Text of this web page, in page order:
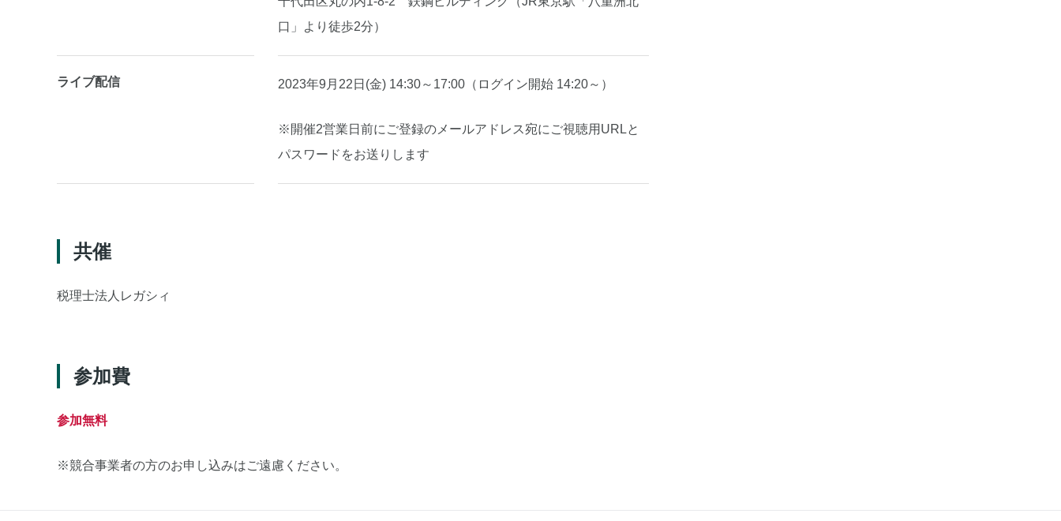
口」より徒歩2分）
ライブ配信 2023年9月22日(金) 14:30～17:00（ログイン開始 14:20～）
※開催2営業日前にご登録のメールアドレス宛にご視聴用URLと
パスワードをお送りします
共催
税理士法人レガシィ
参加費
参加無料
※競合事業者の方のお申し込みはご遠慮ください。